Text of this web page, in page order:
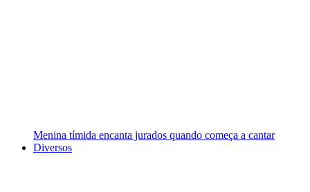
Menina tímida encanta jurados quando começa a cantar
Diversos